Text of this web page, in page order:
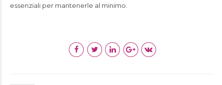
essenziali per mantenerle al minimo.